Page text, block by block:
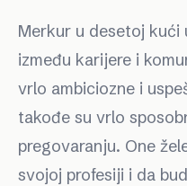
Merkur u desetoj kući
između karijere i
vrlo ambiciozne i
takođe su vrlo
pregovaranju. One
svojoj profesiji i da